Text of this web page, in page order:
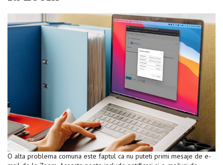
O alta problema comuna este faptul ca nu puteti primi mesaje de e-